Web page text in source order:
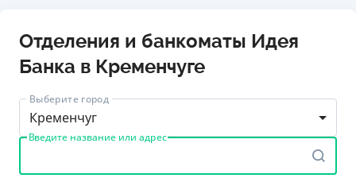
Отделения и банкоматы Идея
Банка в Кременчуге
Выберите город
Кременчуг
Введите название или адрес